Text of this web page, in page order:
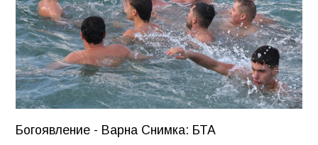
Богоявление - Варна Снимка: БТА